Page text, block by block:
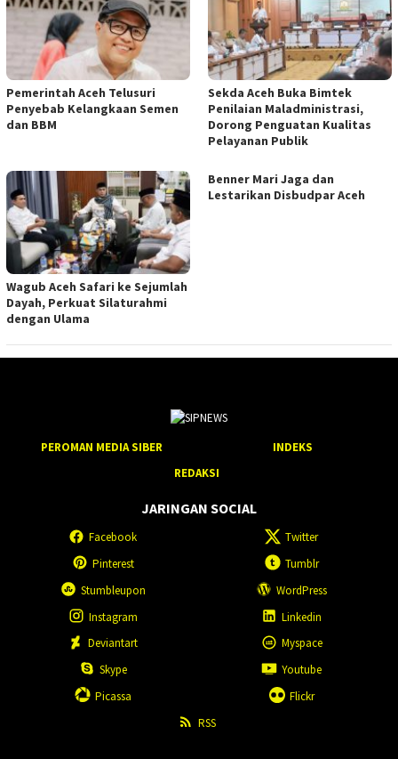
Pemerintah Aceh Telusuri
Penyebab Kelangkaan Semen
dan BBM
Sekda Aceh Buka Bimtek
Penilaian Maladministrasi,
Dorong Penguatan Kualitas
Pelayanan Publik
Wagub Aceh Safari ke Sejumlah
Dayah, Perkuat Silaturahmi
dengan Ulama
Benner Mari Jaga dan
Lestarikan Disbudpar Aceh
PEROMAN MEDIA SIBER
INDEKS
REDAKSI
JARINGAN SOCIAL
Facebook
Twitter
Pinterest
Tumblr
Stumbleupon
WordPress
Instagram
Linkedin
Deviantart
Myspace
Skype
Youtube
Picassa
Flickr
RSS